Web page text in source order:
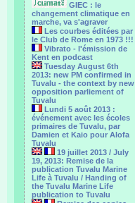
GIEC : le
changement climatique en
marche, va s'agraver
Les courbes éditées par
le Club de Rome en 1973 !!!
Vibrato - l'émission de
Kent en podcast
Tuesday August 6th
2013: new PM confirmed in
Tuvalu - the context by new
opposition parliement of
Tuvalu
Lundi 5 août 2013 :
événement avec les écoles
primaires de Tuvalu, par
Damien et Kaio pour Alofa
Tuvalu
19 juillet 2013 / July
19, 2013: Remise de la
publication Tuvalu Marine
Life à Tuvalu / Handing of
the Tuvalu Marine Life
publication to Tuvalu